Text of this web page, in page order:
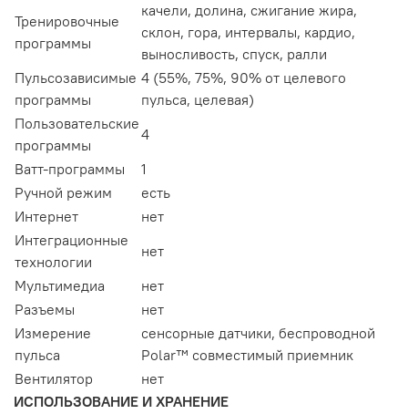
Тренировочные
программы
качели, долина, сжигание жира,
склон, гора, интервалы, кардио,
выносливость, спуск, ралли
Пульсозависимые
программы
4 (55%, 75%, 90% от целевого
пульса, целевая)
Пользовательские
программы
4
Ватт-программы
1
Ручной режим
есть
Интернет
нет
Интеграционные
технологии
нет
Мультимедиа
нет
Разъемы
нет
Измерение
пульса
сенсорные датчики, беспроводной
Polar™ совместимый приемник
Вентилятор
нет
ИСПОЛЬЗОВАНИЕ И ХРАНЕНИЕ